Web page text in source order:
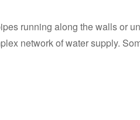
running along the walls or
network of water supply.